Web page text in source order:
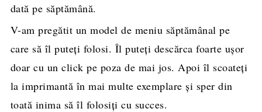
dată pe săptămână.
V-am pregătit un model de meniu săptămânal pe
care să îl puteţi folosi. Îl puteţi descărca foarte uşor
doar cu un click pe poza de mai jos. Apoi îl scoateţi
la imprimantă în mai multe exemplare şi sper din
toată inima să îl folosiţi cu succes.